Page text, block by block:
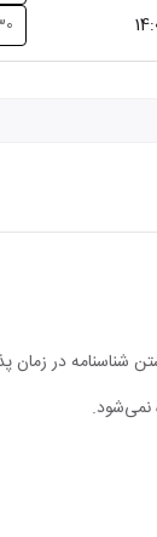
30
شناسنامه در
نمی‌شود.